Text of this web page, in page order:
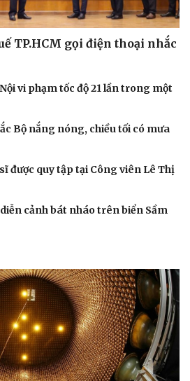
TP.HCM gọi điện thoại nhắc
vi phạm tốc độ 21 lần trong một
Bộ nắng nóng, chiều tối có mưa
được quy tập tại Công viên Lê Thị
cảnh bát nháo trên biển Sầm